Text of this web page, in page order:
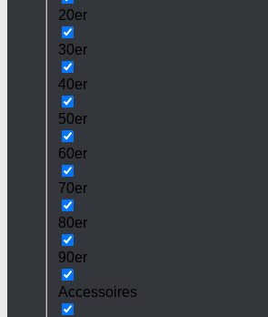
20er
30er
40er
50er
60er
70er
80er
90er
Accessoires